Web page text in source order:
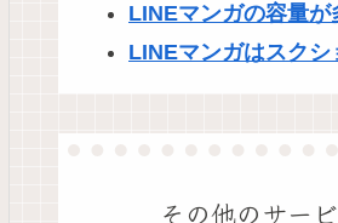
LINEマンガの容量が
LINEマンガはスクシ
その他のサー